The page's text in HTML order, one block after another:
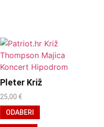
Pleter Križ
25,00 €
ODABERI